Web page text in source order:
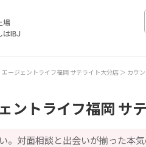
場
はIBJ
エージェントライフ福岡 サテライト大分店 カウ
ントライフ福岡 サ
。対面相談と出会いが揃った本